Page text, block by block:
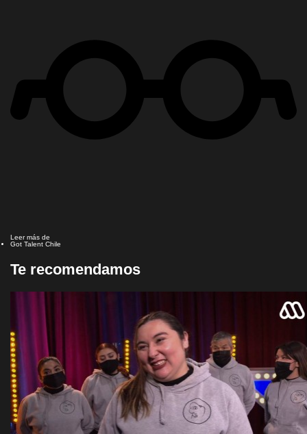
Leer más de
Got Talent Chile
Te recomendamos